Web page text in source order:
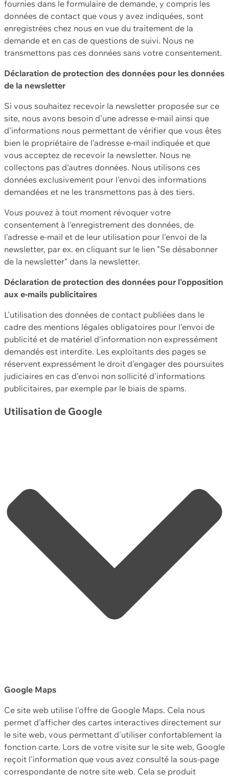
fournies dans le formulaire de demande, y compris les
données de contact que vous y avez indiquées, sont
enregistrées chez nous en vue du traitement de la
demande et en cas de questions de suivi. Nous ne
transmettons pas ces données sans votre consentement.
Déclaration de protection des données pour les données
de la newsletter
Si vous souhaitez recevoir la newsletter proposée sur ce
site, nous avons besoin d'une adresse e-mail ainsi que
d'informations nous permettant de vérifier que vous êtes
bien le propriétaire de l'adresse e-mail indiquée et que
vous acceptez de recevoir la newsletter. Nous ne
collectons pas d'autres données. Nous utilisons ces
données exclusivement pour l'envoi des informations
demandées et ne les transmettons pas à des tiers.
Vous pouvez à tout moment révoquer votre
consentement à l'enregistrement des données, de
l'adresse e-mail et de leur utilisation pour l'envoi de la
newsletter, par ex. en cliquant sur le lien "Se désabonner
de la newsletter" dans la newsletter.
Déclaration de protection des données pour l'opposition
aux e-mails publicitaires
L'utilisation des données de contact publiées dans le
cadre des mentions légales obligatoires pour l'envoi de
publicité et de matériel d'information non expressément
demandés est interdite. Les exploitants des pages se
réservent expressément le droit d'engager des poursuites
judiciaires en cas d'envoi non sollicité d'informations
publicitaires, par exemple par le biais de spams.
Utilisation de Google
Google Maps
Ce site web utilise l'offre de Google Maps. Cela nous
permet d'afficher des cartes interactives directement sur
le site web, vous permettant d'utiliser confortablement la
fonction carte. Lors de votre visite sur le site web, Google
reçoit l'information que vous avez consulté la sous-page
correspondante de notre site web. Cela se produit